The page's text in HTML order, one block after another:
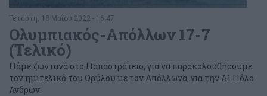
Τετάρτη, 18 Μαΐου 2022 - 16:47
Ολυμπιακός-Απόλλων 17-7
(Τελικό)
Πάμε ζωντανά στο Παπαστράτειο, για να παρακολουθήσουμε
τον ημιτελικό του Θρύλου με τον Απόλλωνα, για την Α1 Πόλο
Ανδρών.